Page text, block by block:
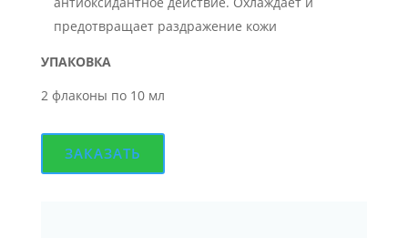
предотвращает раздражение кожи
УПАКОВКА
2 флаконы по 10 мл
ЗАКАЗАТЬ